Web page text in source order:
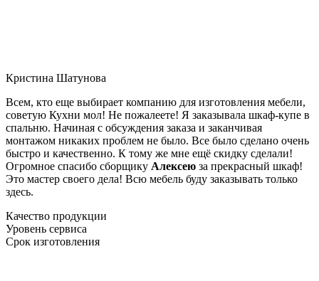
Кристина Шатунова
Всем, кто еще выбирает компанию для изготовления мебели,
советую Кухни мол! Не пожалеете! Я заказывала шкаф-купе в
спальню. Начиная с обсуждения заказа и заканчивая
монтажом никаких проблем не было. Все было сделано очень
быстро и качественно. К тому же мне ещё скидку сделали!
Огромное спасибо сборщику Алексею за прекрасный шкаф!
Это мастер своего дела! Всю мебель буду заказывать только
здесь.
Качество продукции
Уровень сервиса
Срок изготовления